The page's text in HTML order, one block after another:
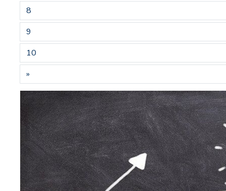
8
9
10
»